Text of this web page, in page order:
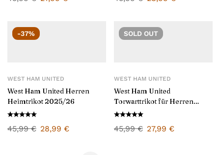
-37%
WEST HAM UNITED
West Ham United Herren
Heimtrikot 2025/26
45,99€ 28,99 €
SOLD OUT
WEST HAM UNITED
West Ham United
Torwarttrikot für Herren
2024/25
45,99€ 27,99 €